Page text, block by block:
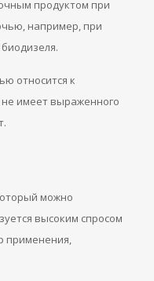
продуктом при
например, при
относится к
имеет выраженного
можно
высоким спросом
применения,